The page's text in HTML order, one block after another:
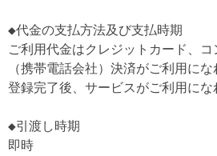
◆代金の支払方法及び支払時期
ご利用代金はクレジットカード、
（携帯電話会社）決済がご利用に
登録完了後、サービスがご利用にな
◆引渡し時期
即時